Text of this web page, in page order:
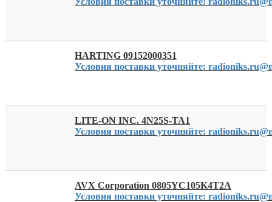
HARTING 09152000351
Условия поставки уточняйте:
LITE-ON INC. 4N25S-TA1
Условия поставки уточняйте:
AVX Corporation 0805YC105K4T2A
Условия поставки уточняйте: